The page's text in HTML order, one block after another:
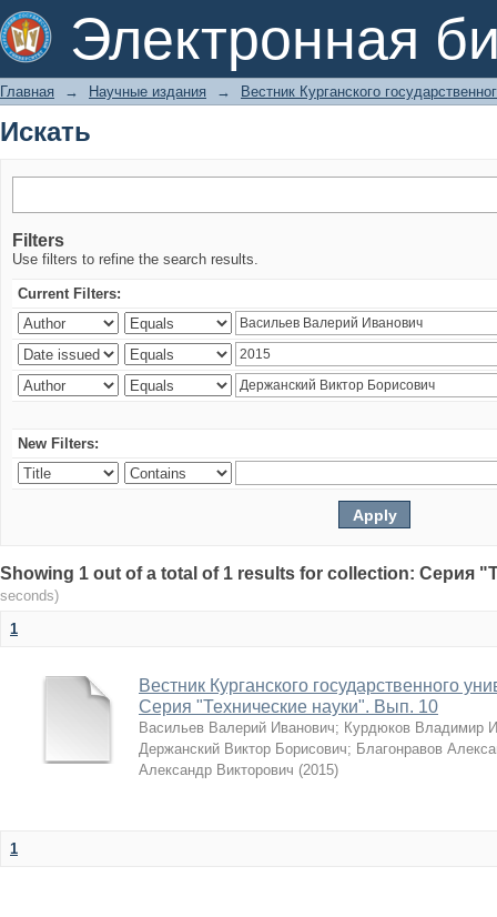
Электронная
Искать
Главная → Научные издания → Вестник Курганского
Искать
Filters
Use filters to refine the search results.
Current Filters:
New Filters:
Showing 1 out of a total of 1 results for collection: Серия
seconds)
1
Вестник Курганского государственного
Серия "Технические науки". Вып. 10
Васильев Валерий Иванович; Курдюков Владимир
Держанский Виктор Борисович; Благонравов
Александр Викторович (2015)
1